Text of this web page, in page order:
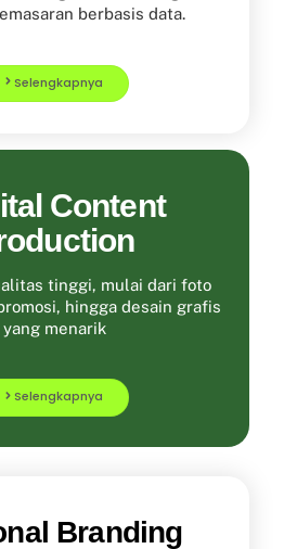
berbasis data.
Selengkapnya
Content
tinggi, mulai dari foto
hingga desain grafis
yang menarik
Selengkapnya
Branding